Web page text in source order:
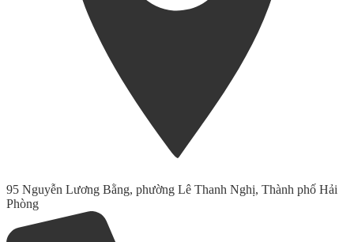
95 Nguyễn Lương Bằng, phường Lê Thanh Nghị, Thành phố Hải
Phòng